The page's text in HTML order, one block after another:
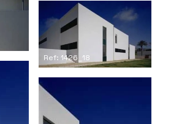
Ref: 1426_18